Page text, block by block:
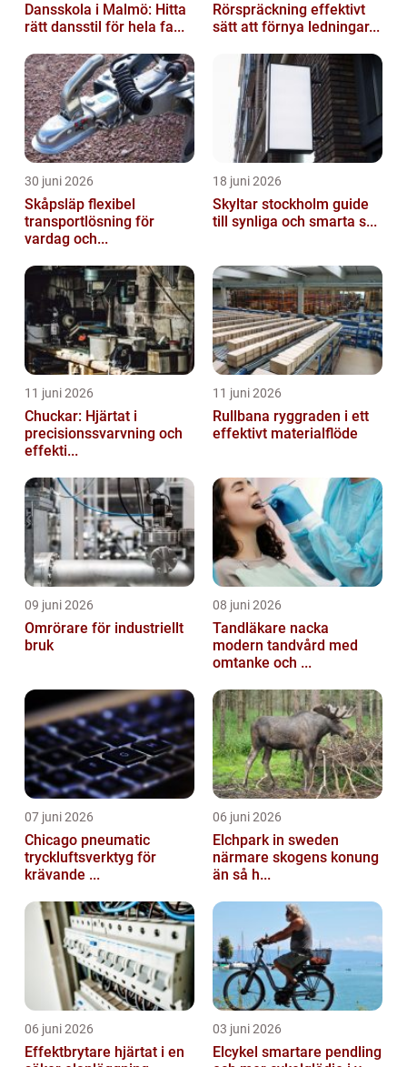
Dansskola i Malmö: Hitta
rätt dansstil för hela fa...
Rörspräckning effektivt
sätt att förnya ledningar...
30 juni 2026
Skåpsläp flexibel
transportlösning för
vardag och...
18 juni 2026
Skyltar stockholm guide
till synliga och smarta s...
11 juni 2026
Chuckar: Hjärtat i
precisionssvarvning och
effekti...
11 juni 2026
Rullbana ryggraden i ett
effektivt materialflöde
09 juni 2026
Omrörare för industriellt
bruk
08 juni 2026
Tandläkare nacka
modern tandvård med
omtanke och ...
07 juni 2026
Chicago pneumatic
tryckluftsverktyg för
krävande ...
06 juni 2026
Elchpark in sweden
närmare skogens konung
än så h...
06 juni 2026
Effektbrytare hjärtat i en
03 juni 2026
Elcykel smartare pendling